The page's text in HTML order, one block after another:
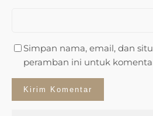
Simpan nama, email, dan
peramban ini untuk